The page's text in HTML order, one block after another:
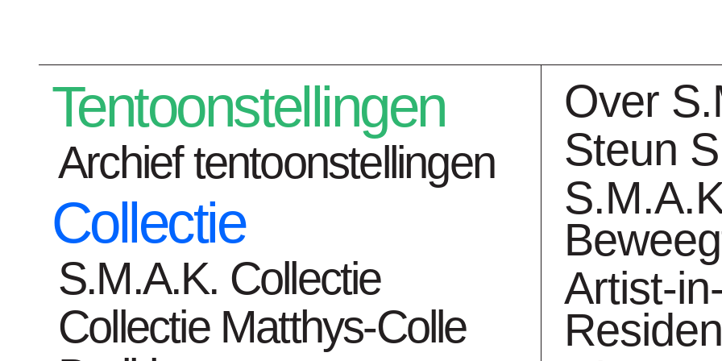
Tentoonstellingen
Archief tentoonstellingen
Collectie
S.M.A.K. Collectie
Collectie Matthys-Colle
Over
Steun
Artist-
Tentoonstellingen Collectie
Home Kunstenaars Maud Gourdon